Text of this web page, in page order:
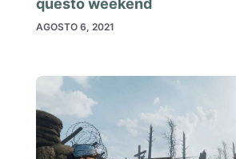
questo weekend
AGOSTO 6, 2021